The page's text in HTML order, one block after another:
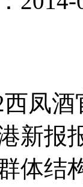
凤酒
新报
体结